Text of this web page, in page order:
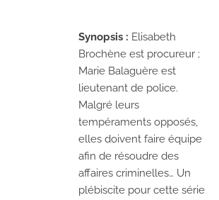
Synopsis : Elisabeth
Brochène est procureur ;
Marie Balaguère est
lieutenant de police.
Malgré leurs
tempéraments opposés,
elles doivent faire équipe
afin de résoudre des
affaires criminelles… Un
plébiscite pour cette série